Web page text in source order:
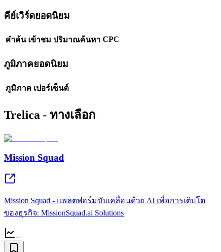
คีย์เวิร์ดยอดนิยม
คำค้น เข้าชม ปริมาณค้นหา CPC
ภูมิภาคยอดนิยม
ภูมิภาค เปอร์เซ็นต์
Trelica - ทางเลือก
Mission Squad
Mission Squad - แพลตฟอร์มขับเคลื่อนด้วย AI เพื่อการเติบโต
ของธุรกิจ: MissionSquad.ai Solutions
--